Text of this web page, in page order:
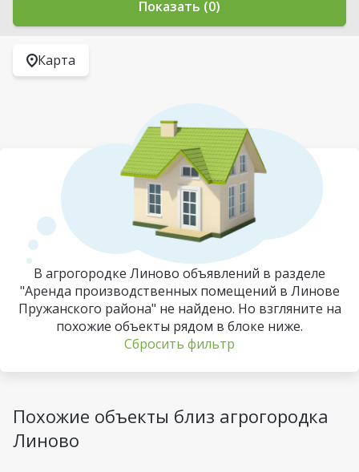
Показать (0)
Карта
В агрогородке Линово объявлений в разделе
"Аренда производственных помещений в Линове
Пружанского района" не найдено. Но взгляните на
похожие объекты рядом в блоке ниже.
Сбросить фильтр
Похожие объекты близ агрогородка
Линово